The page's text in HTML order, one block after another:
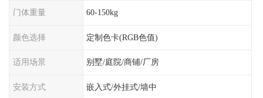
门体重量 60-150kg
颜色选择 定制色卡(RGB色值)
适用场景 别墅/庭院/商铺/厂房
安装方式 嵌入式/外挂式/墙中